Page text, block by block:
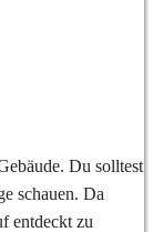
Du solltest
schauen. Da
entdeckt zu